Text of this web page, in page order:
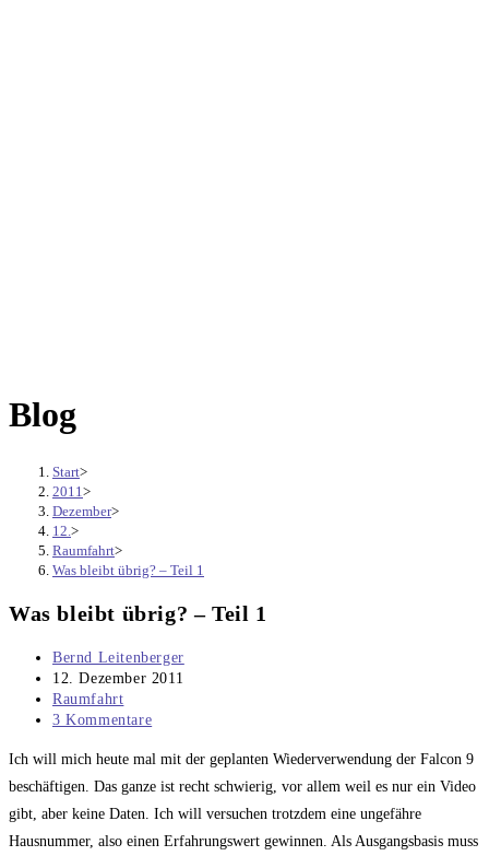
Blog
Start>
2011 >
Dezember>
12. >
Raumfahrt>
Was bleibt übrig? – Teil 1
Was bleibt übrig? – Teil 1
Beitrags-
Autor:
Bernd Leitenberger
Beitrag
veröffentlicht:
12. Dezember 2011
Beitrags-
Kategorie:
Raumfahrt
Beitrags-
3 Kommentare
Ich will mich heute mal mit der geplanten Wiederverwendung der Falcon 9
beschäftigen. Das ganze ist recht schwierig, vor allem weil es nur ein Video
gibt, aber keine Daten. Ich will versuchen trotzdem eine ungefähre
Hausnummer, also einen Erfahrungswert gewinnen. Als Ausgangsbasis muss